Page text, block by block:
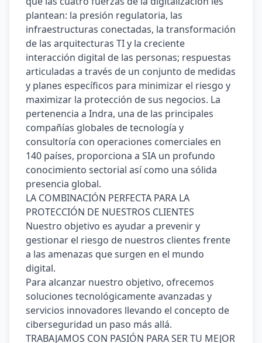
plantean: la presión regulatoria, las
infraestructuras conectadas, la transformación
de las arquitecturas TI y la creciente
interacción digital de las personas; respuestas
articuladas a través de un conjunto de medidas
y planes específicos para minimizar el riesgo y
maximizar la protección de sus negocios. La
pertenencia a Indra, una de las principales
compañías globales de tecnología y
consultoría con operaciones comerciales en
140 países, proporciona a SIA un profundo
conocimiento sectorial así como una sólida
presencia global.
LA COMBINACIÓN PERFECTA PARA LA
PROTECCIÓN DE NUESTROS CLIENTES
Nuestro objetivo es ayudar a prevenir y
gestionar el riesgo de nuestros clientes frente
a las amenazas que surgen en el mundo
digital.
Para alcanzar nuestro objetivo, ofrecemos
soluciones tecnológicamente avanzadas y
servicios innovadores llevando el concepto de
ciberseguridad un paso más allá.
TRABAJAMOS CON PASIÓN PARA SER TU MEJOR